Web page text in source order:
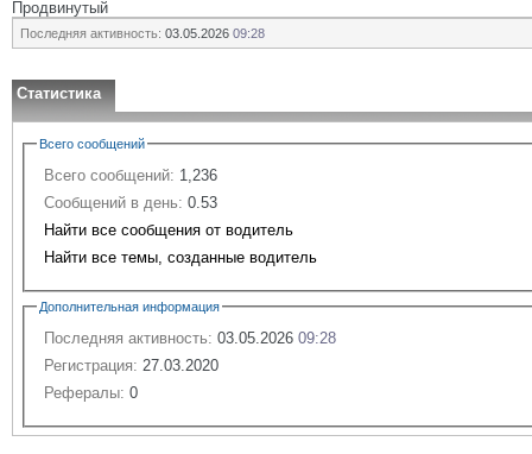
Продвинутый
Последняя активность: 03.05.2026 09:28
Статистика
Всего сообщений
Всего сообщений: 1,236
Сообщений в день: 0.53
Найти все сообщения от водитель
Найти все темы, созданные водитель
Дополнительная информация
Последняя активность: 03.05.2026 09:28
Регистрация: 27.03.2020
Рефералы: 0